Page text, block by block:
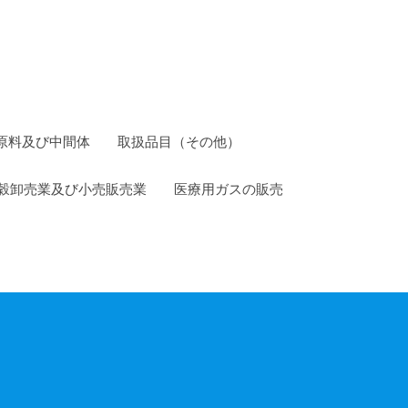
料及び中間体 取扱品目（その他）
卸売業及び小売販売業 医療用ガスの販売